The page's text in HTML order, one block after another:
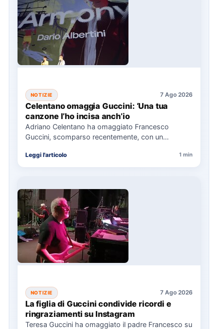
NOTIZIE 7 Ago 2026
Celentano omaggia Guccini: ‘Una tua
canzone l’ho incisa anch’io
Adriano Celentano ha omaggiato Francesco
Guccini, scomparso recentemente, con un
"Vite" che…
Leggi l'articolo 1 min
NOTIZIE 7 Ago 2026
La figlia di Guccini condivide ricordi e
ringraziamenti su Instagram
Teresa Guccini ha omaggiato il padre Francesco su